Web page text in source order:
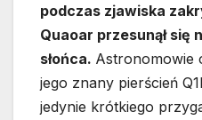
podczas zjawiska
Quaoar przesunął się
słońca. Astronomowie
jego znany pierścień
jedynie krótkiego